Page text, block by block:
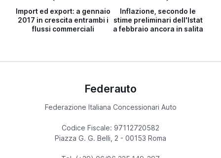
Import ed export: a gennaio
2017 in crescita entrambi i
flussi commerciali
Inflazione, secondo le
stime preliminari dell'Istat
a febbraio ancora in salita
Federauto
Federazione Italiana Concessionari Auto
Codice Fiscale: 97112720582
Piazza G. G. Belli, 2 - 00153 Roma